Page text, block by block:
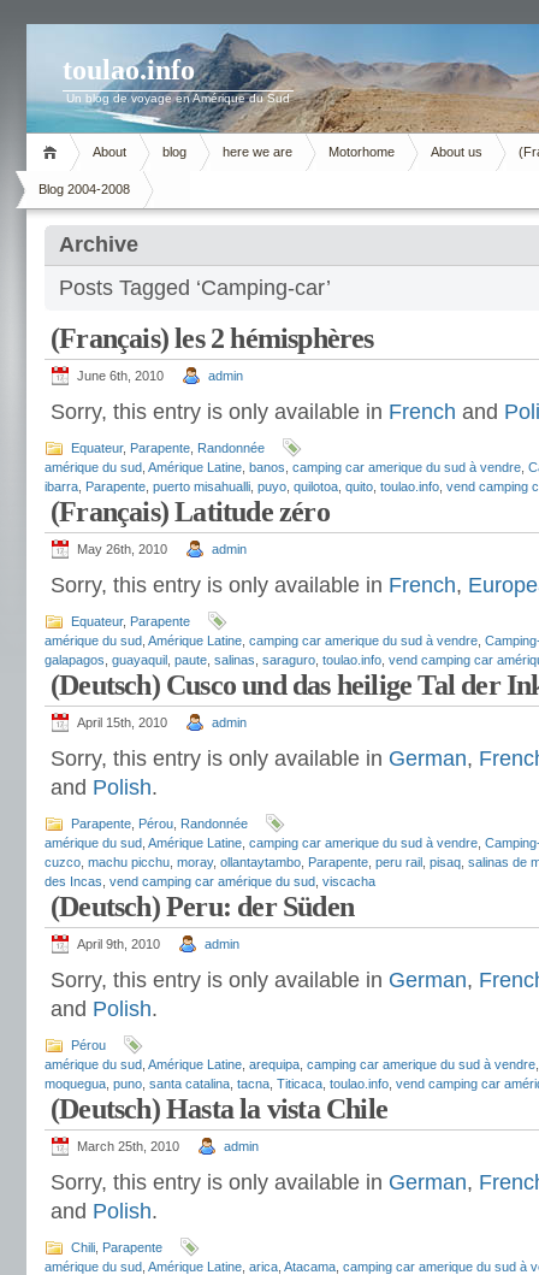
toulao.info
Un blog de voyage en Amérique du Sud
About blog here we are Motorhome About us
Blog 2004-2008
Archive
Posts Tagged ‘Camping-car’
(Français) les 2 hémisphères
June 6th, 2010 admin
Sorry, this entry is only available in French and
Equateur, Parapente Randonnée
amérique du sud Amérique Latine banos camping car amerique du sud à vendre
ibarra Parapente puerto misahualli puyo quilotoa quito toulao.info vend camping
(Français) Latitude zéro
May 26th, 2010 admin
Sorry, this entry is only available in French,
Equateur, Parapente
amérique du sud Amérique Latine camping car amerique du sud à vendre
galapagos guayaquil paute salinas saraguro toulao.info vend camping car
(Deutsch) Cusco und das heilige Tal der
April 15th, 2010 admin
Sorry, this entry is only available in German,
and Polish.
Parapente Pérou Randonnée
amérique du sud Amérique Latine camping car amerique du sud à vendre
cuzco machu picchu moray, ollantaytambo Parapente peru rail pisaq salinas de
des Incas vend camping car amérique du sud viscacha
(Deutsch) Peru: der Süden
April 9th, 2010 admin
Sorry, this entry is only available in German,
and Polish.
Pérou
amérique du sud Amérique Latine arequipa camping car amerique du sud à vendre
moquegua puno santa catalina tacna Titicaca toulao.info vend camping car
(Deutsch) Hasta la vista Chile
March 25th, 2010 admin
Sorry, this entry is only available in German,
and Polish.
Chili Parapente
amérique du sud Amérique Latine arica Atacama camping car amerique du sud à